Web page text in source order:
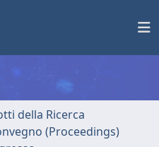
della Ricerca
(Proceedings)